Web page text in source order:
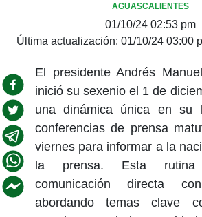
AGUASCALIENTES
01/10/24 02:53 pm
Última actualización: 01/10/24 03:00
El presidente Andrés
inició su sexenio el 1 de
una dinámica única en su
conferencias de prensa
viernes para informar a la
la prensa. Esta rutina
comunicación directa
abordando temas clave